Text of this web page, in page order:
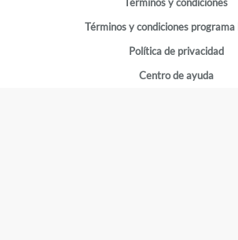
Términos y condiciones programa
Política de privacidad
Centro de ayuda